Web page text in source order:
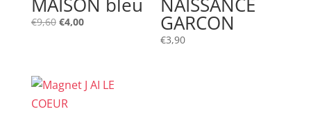
€9,60 Le
€9,60.
€4,00Le
€4,00.
GARCON
€3,90